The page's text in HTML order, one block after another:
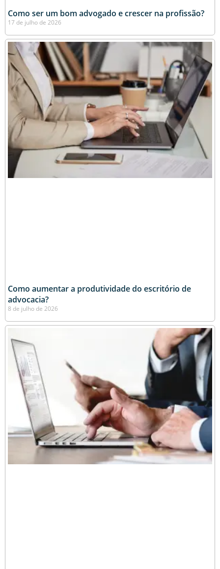
Como ser um bom advogado e crescer na profissão?
17 de julho de 2026
Como aumentar a produtividade do escritório de
advocacia?
8 de julho de 2026